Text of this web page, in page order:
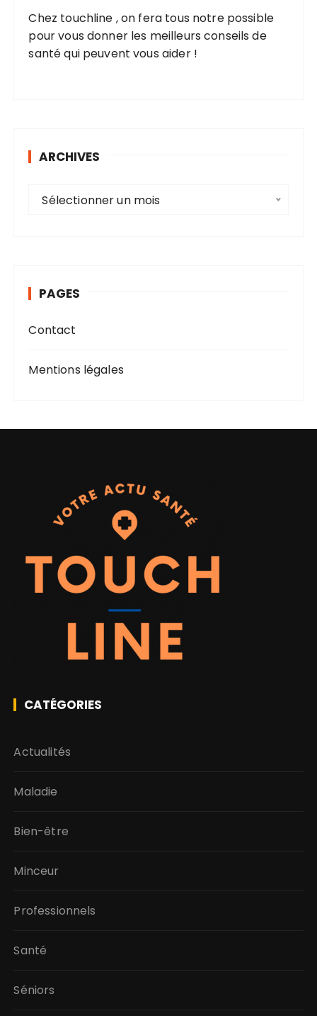
Chez touchline , on fera tous notre possible
pour vous donner les meilleurs conseils de
santé qui peuvent vous aider !
ARCHIVES
e
Sélectionner un mois
PAGES
Contact
Mentions légales
CATÉGORIES
Actualités
Maladie
Bien-être
Minceur
Professionnels
Santé
Séniors